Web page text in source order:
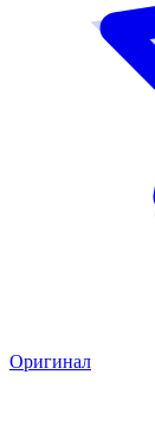
Оригинал